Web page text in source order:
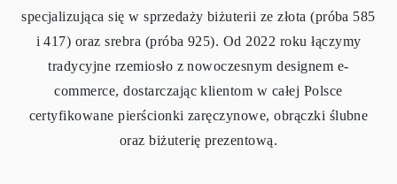
specjalizująca się w sprzedaży biżuterii ze złota (próba 585
i 417) oraz srebra (próba 925). Od 2022 roku łączymy
tradycyjne rzemiosło z nowoczesnym designem e-
commerce, dostarczając klientom w całej Polsce
certyfikowane pierścionki zaręczynowe, obrączki ślubne
oraz biżuterię prezentową.